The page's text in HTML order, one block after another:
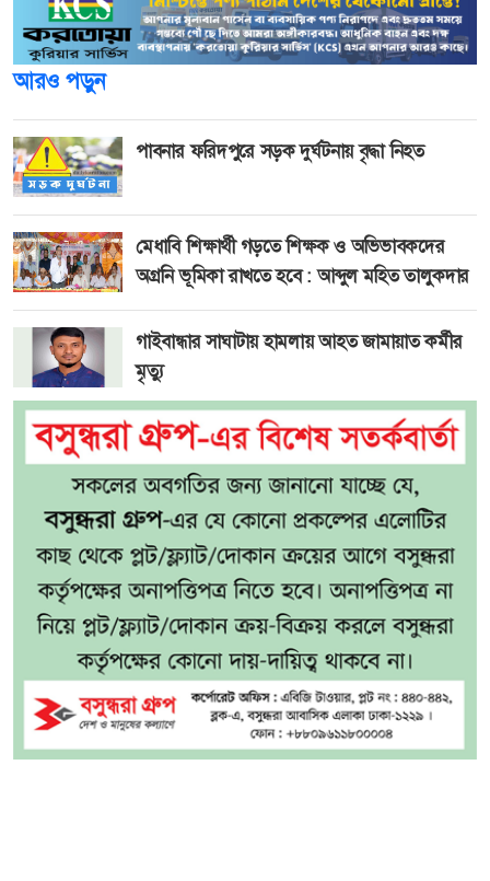
আরও পড়ুন
পাবনার ফরিদপুরে সড়ক দুর্ঘটনায় বৃদ্ধা নিহত
মেধাবি শিক্ষার্থী গড়তে শিক্ষক ও অভিভাবকদের
অগ্রনি ভূমিকা রাখতে হবে : আব্দুল মহিত তালুকদার
গাইবান্ধার সাঘাটায় হামলায় আহত জামায়াত কর্মীর
মৃত্যু